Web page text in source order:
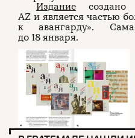
Издание создано
AZ и является частью
к авангарду».
до 18 января.